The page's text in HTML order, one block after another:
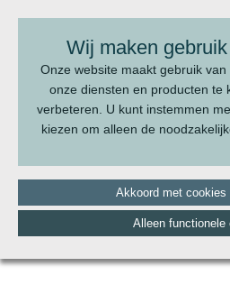
Wij maken
Onze website maakt gebruik
onze diensten en producten te
verbeteren. U kunt instemmen
kiezen om alleen de
Akkoord met cookies
Alleen functionele
BEL ONS:070 - 322 20 22